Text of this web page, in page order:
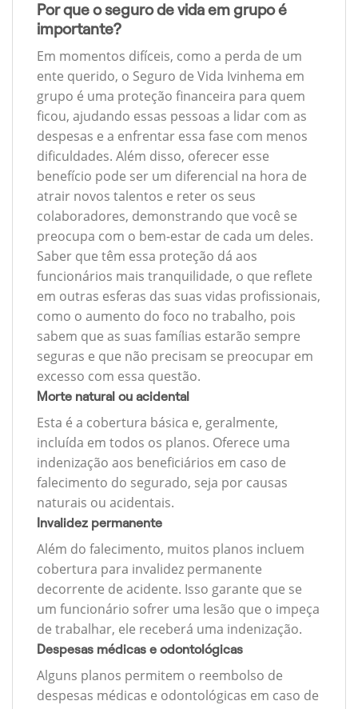
Por que o seguro de vida em grupo é
importante?
Em momentos difíceis, como a perda de um
ente querido, o Seguro de Vida Ivinhema em
grupo é uma proteção financeira para quem
ficou, ajudando essas pessoas a lidar com as
despesas e a enfrentar essa fase com menos
dificuldades. Além disso, oferecer esse
benefício pode ser um diferencial na hora de
atrair novos talentos e reter os seus
colaboradores, demonstrando que você se
preocupa com o bem-estar de cada um deles.
Saber que têm essa proteção dá aos
funcionários mais tranquilidade, o que reflete
em outras esferas das suas vidas profissionais,
como o aumento do foco no trabalho, pois
sabem que as suas famílias estarão sempre
seguras e que não precisam se preocupar em
excesso com essa questão.
Morte natural ou acidental
Esta é a cobertura básica e, geralmente,
incluída em todos os planos. Oferece uma
indenização aos beneficiários em caso de
falecimento do segurado, seja por causas
naturais ou acidentais.
Invalidez permanente
Além do falecimento, muitos planos incluem
cobertura para invalidez permanente
decorrente de acidente. Isso garante que se
um funcionário sofrer uma lesão que o impeça
de trabalhar, ele receberá uma indenização.
Despesas médicas e odontológicas
Alguns planos permitem o reembolso de
despesas médicas e odontológicas em caso de